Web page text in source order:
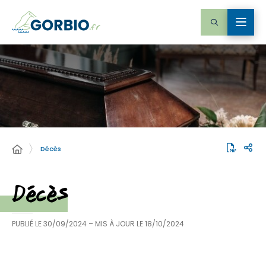
Décès
Décès
PUBLIÉ LE30/09/2024 – MIS À JOUR LE18/10/2024